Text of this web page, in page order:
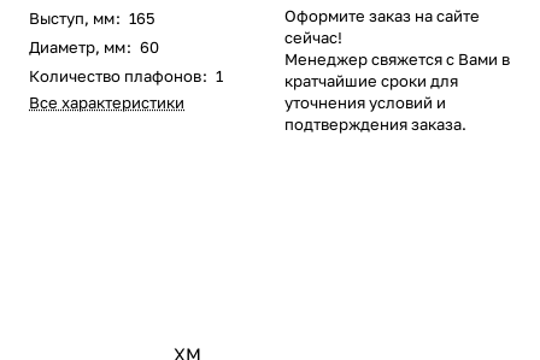
Выступ, мм: 165
Диаметр, мм: 60
Количество плафонов: 1
Все характеристики
Оформите заказ на сайте
сейчас!
Менеджер свяжется с Вами в
кратчайшие сроки для
уточнения условий и
подтверждения заказа.
XM